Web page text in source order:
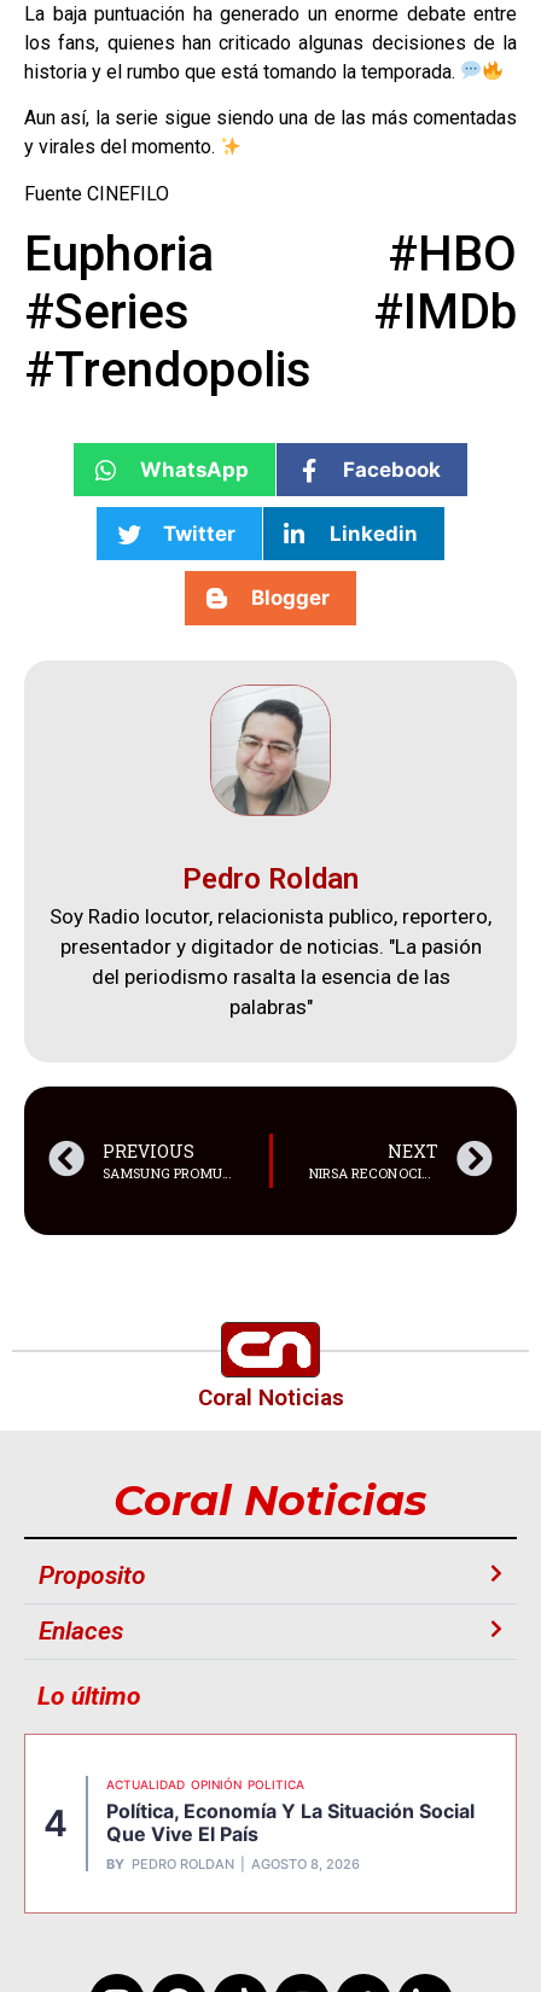
La baja puntuación ha generado un enorme debate entre
los fans, quienes han criticado algunas decisiones de la
historia y el rumbo que está tomando la temporada.
Aun así, la serie sigue siendo una de las más comentadas
y virales del momento.
Fuente CINEFILO
Euphoria #HBO
#Series #IMDb
#Trendopolis
WhatsApp Facebook
Twitter Linkedin
Blogger
Pedro Roldan
Soy Radio locutor, relacionista publico, reportero,
presentador y digitador de noticias. "La pasión
del periodismo rasalta la esencia de las
palabras"
PREVIOUS
SAMSUNG PROMUEVE TALLER DE IA POR EL DÍA DE LAS MADRES CON EXPERIENCIA PRÁCTICA DE GALAXY AI
NEXT
NIRSA RECONOCIDA POR SU GESTIÓN Y LIDERAZGO EN SOSTENIBILIDAD
Coral Noticias
Coral Noticias
Proposito
Enlaces
Lo último
4
ACTUALIDAD OPINIÓN POLITICA
Política, Economía Y La Situación Social
Que Vive El País
BY PEDRO ROLDAN AGOSTO 8, 2026